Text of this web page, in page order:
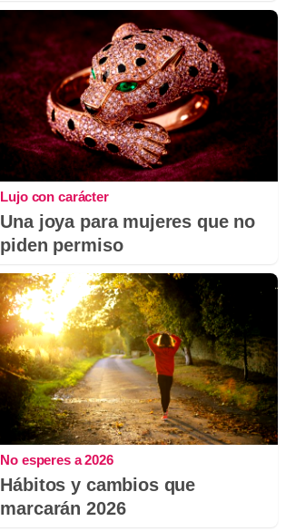
Lujo con carácter
Una joya para mujeres que no
piden permiso
No esperes a 2026
Hábitos y cambios que
marcarán 2026